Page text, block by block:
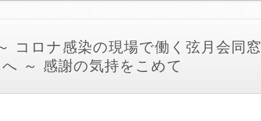
コロナ感染の現場で働く弦月会同窓
～ 感謝の気持をこめて